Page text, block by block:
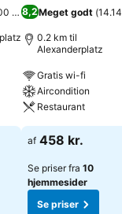
bedømmelser )
8,2Meget godt (
0.2 km til
Alexanderplatz
Gratis wi-fi
Aircondition
Restaurant
af 458 kr.
Se priser fra 10
hjemmesider
Se priser